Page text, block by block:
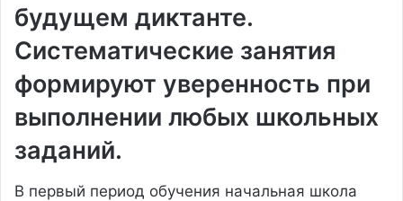
будущем диктанте.
Систематические занятия
формируют уверенность при
выполнении любых школьных
заданий.
В первый период обучения начальная школа